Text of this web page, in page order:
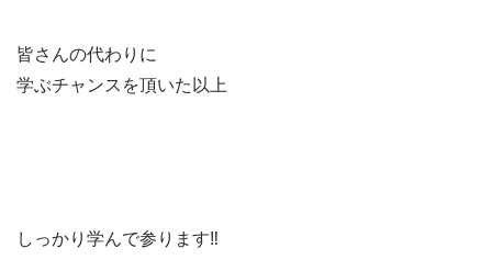
皆さんの代わりに
学ぶチャンスを頂いた以上
しっかり学んで参ります‼️